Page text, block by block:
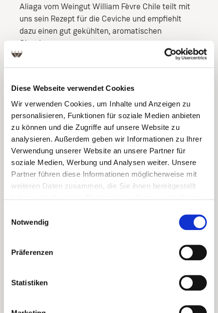
Diese Webseite verwendet Cookies
Wir verwenden Cookies, um Inhalte und Anzeigen zu
personalisieren, Funktionen für soziale Medien anbieten
zu können und die Zugriffe auf unsere Website zu
analysieren. Außerdem geben wir Informationen zu Ihrer
Verwendung unserer Website an unsere Partner für
soziale Medien, Werbung und Analysen weiter. Unsere
Partner führen diese Informationen möglicherweise mit
weiteren Daten zusammen, die Sie ihnen bereitgestellt
Notwendig
Präferenzen
Statistiken
Aliaga vom Weingut William Fèvre Chile teilt mit
uns sein Rezept für die Ceviche und empfiehlt
dazu einen gut gekühlten, aromatischen
Chardonnay.
ZUTATEN FÜR 6 PORTIONEN
1/2 kg frisches Lachsfilet ohne Haut
2 Zitronen
2 rote Zwiebeln
1 gelbe Paprika
1 Avocado
1 Zehe frischen Knoblauch
3 EL Olivenöl
Salz
Schwarzer Pfeffer aus der Mühle
Paprika und Knoblauch fein würfeln. Die Avocado
abspülen, trocken tupfen und in 1 cm große
miteinander vermengen und mit frisch